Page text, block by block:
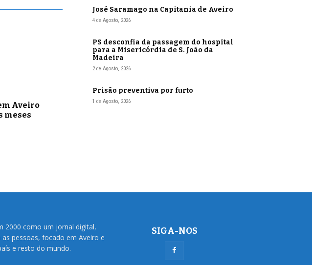
Aveiro
meses
José Saramago na Capitania de Aveiro
4 de Agosto, 2026
PS desconfia da passagem do hospital
para a Misericórdia de S. João da
Madeira
2 de Agosto, 2026
Prisão preventiva por furto
1 de Agosto, 2026
2000 como um jornal digital,
pessoas, focado em Aveiro e
e resto do mundo.
SIGA-NOS